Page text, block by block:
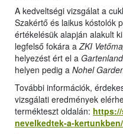
A kedveltségi vizsgálat a
Szakértő és laikus kóstolók
értékelésük alapján alakult
legfelső fokára aZKI
helyezést ért el a
helyen pedig a Nohel
További információk,
vizsgálati eredmények
termékteszt oldalán:
nevelkedtek-a-kertunkben/